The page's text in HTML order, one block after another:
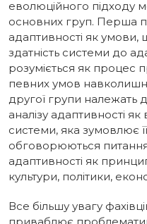
еволюційного підходу
основних груп. Перша
адаптивності як умови,
здатність системи до
розуміється як процес
певних умов
другої групи належать
аналізу адаптивності
системи, яка зумовлює
обговорюються
адаптивності як
культури, політики,
Все більшу увагу